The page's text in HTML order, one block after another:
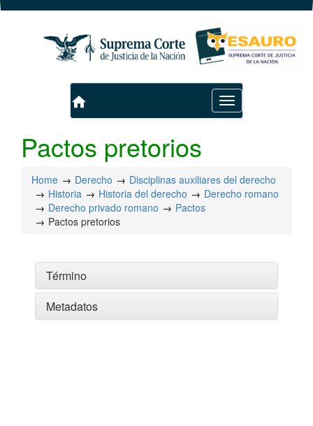
Toggle
navigation
home
Pactos pretorios
Home Derecho
Disciplinas auxiliares del derecho
Historia
Historia del derecho
Derecho romano
Derecho privado romano
Pactos
Pactos pretorios
Término
Metadatos